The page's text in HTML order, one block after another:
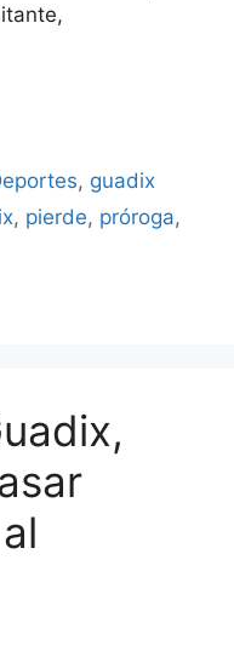
, guadix
, pierde, próroga,